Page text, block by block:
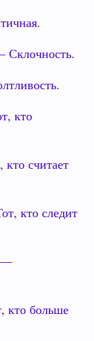
Склочность.
кто
считает
кто следит
—
кто больше